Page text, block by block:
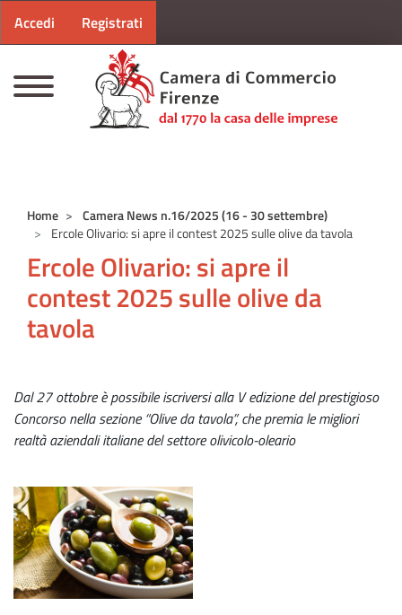
Menu profilo utente
Accedi Registrati
Home
Camera News n.16/2025 (16 - 30 settembre)
Ercole Olivario: si apre il contest 2025 sulle olive da tavola
Ercole Olivario: si apre il
contest 2025 sulle olive da
tavola
Dal 27 ottobre è possibile iscriversi alla V edizione del prestigioso
Concorso nella sezione “Olive da tavola”, che premia le migliori
realtà aziendali italiane del settore olivicolo-oleario